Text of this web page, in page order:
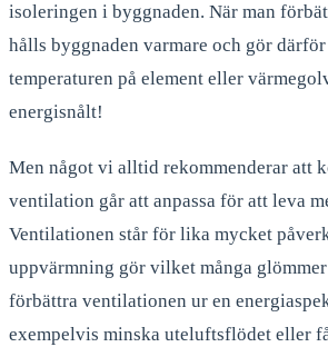
isoleringen i byggnaden. När man
hålls byggnaden varmare och gör
temperaturen på element eller
energisnålt!
Men något vi alltid rekommenderar att
ventilation går att anpassa för att leva
Ventilationen står för lika mycket
uppvärmning gör vilket många
förbättra ventilationen ur en
exempelvis minska uteluftsflödet eller